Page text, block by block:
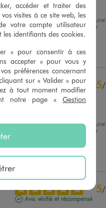
1
0
0
0
4ans jolie couleur
Avis du10/07/2026 , suite à une
expérience du
26/06/2026
par
Audrey D.
Utile (0) Signaler
5/
Avis vérifié et récompensé
Avis du22/06/2026 , suite à une
par
Utile(0) Signaler
5/
Avis vérifié et récompensé
accéder et traiter des
visites à ce site web, les
votre compte utilisateur
identifiants des cookies.
» pour consentir à ces
accepter » pour vous y
préférences concernant
sur « Valider » pour
à tout moment modifier
notre page « Gestion